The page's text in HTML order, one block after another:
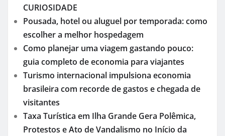
CURIOSIDADE
Pousada, hotel ou aluguel por temporada: como
escolher a melhor hospedagem
Como planejar uma viagem gastando pouco:
guia completo de economia para viajantes
Turismo internacional impulsiona economia
brasileira com recorde de gastos e chegada de
visitantes
Taxa Turística em Ilha Grande Gera Polêmica,
Protestos e Ato de Vandalismo no Início da